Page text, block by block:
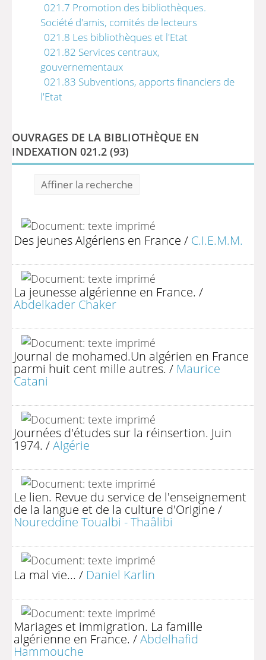
021.7 Promotion des bibliothèques.
Société d'amis, comités de lecteurs
021.8 Les bibliothèques et l'Etat
021.82 Services centraux,
gouvernementaux
021.83 Subventions, apports financiers de
l'Etat
OUVRAGES DE LA BIBLIOTHÈQUE EN
INDEXATION 021.2 (93)
Affiner la recherche
Des jeunes Algériens en France / C.I.E.M.M.
La jeunesse algérienne en France. /
Abdelkader Chaker
Journal de mohamed.Un algérien en France
parmi huit cent mille autres. / Maurice
Catani
Journées d'études sur la réinsertion. Juin
1974. /Algérie
Le lien. Revue du service de l'enseignement
de la langue et de la culture d'Origine /
Noureddine Toualbi - Thaâlibi
La mal vie... / Daniel Karlin
Mariages et immigration. La famille
algérienne en France. /Abdelhafid
Hammouche